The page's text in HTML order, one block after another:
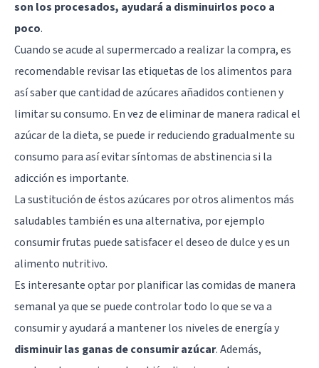
son los procesados, ayudará a disminuirlos poco a
poco.
Cuando se acude al supermercado a realizar la compra, es
recomendable revisar las etiquetas de los alimentos para
así saber que cantidad de azúcares añadidos contienen y
limitar su consumo. En vez de eliminar de manera radical el
azúcar de la dieta, se puede ir reduciendo gradualmente su
consumo para así evitar síntomas de abstinencia si la
adicción es importante.
La sustitución de éstos azúcares por otros alimentos más
saludables también es una alternativa, por ejemplo
consumir frutas puede satisfacer el deseo de dulce y es un
alimento nutritivo.
Es interesante optar por planificar las comidas de manera
semanal ya que se puede controlar todo lo que se va a
consumir y ayudará a mantener los niveles de energía y
disminuir las ganas de consumir azúcar. Además,